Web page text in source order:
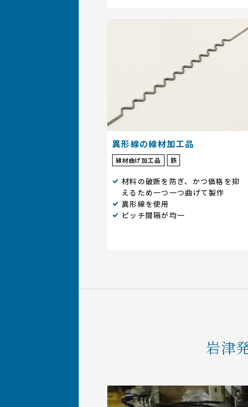
異形線の線材加工品
線材曲げ加工品 鉄
材料の破断を防ぎ、かつ価格を抑
えるため一つ一つ曲げて製作
異形線を使用
ピッチ間隔が均一
岩津